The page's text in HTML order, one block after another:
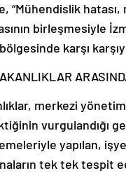
“Mühendislik
birleşmesiyle
karşı
merkezi
vurgulandığı
yapılan,
tek tek tespit